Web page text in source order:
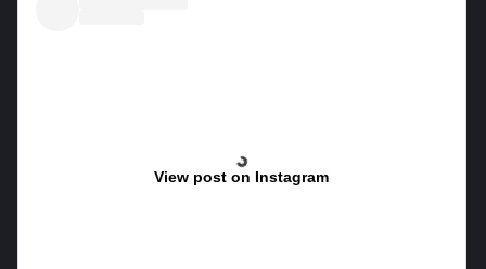
View post on Instagram